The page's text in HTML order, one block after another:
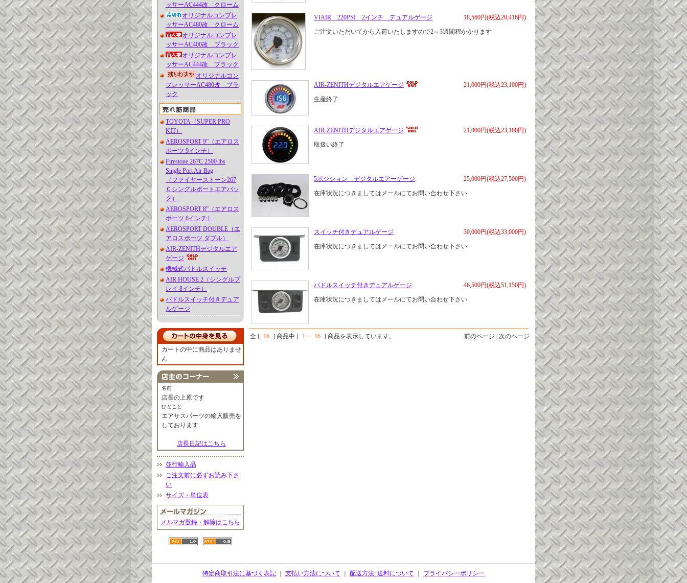
ッサーAC444改 クローム
オリジナルコンプレ
ッサーAC480改 クローム
オリジナルコンプレ
ッサーAC400改 ブラック
オリジナルコンプレ
ッサーAC444改 ブラック
オリジナルコン
プレッサーAC480改 ブラ
ック
TOYOTA（SUPER PRO
KIT）
AEROSPORT 9”（エアロス
ポーツ 9インチ）
Firestone 267C 2500 lbs
Single Port Air Bag
（ファイヤーストーン267
Ｃシングルポートエアバッ
グ）
AEROSPORT 8”（エアロス
ポーツ 8インチ）
AEROSPORT DOUBLE（エ
アロスポーツ ダブル）
AIR-ZENITHデジタルエア
ゲージ
機械式パドルスイッチ
AIR HOUSE 2（シングルプ
レイ 8インチ）
パドルスイッチ付きデュア
ルゲージ
カートの中に商品はありませ
ん
名前
店長の上原です
ひとこと
エアサスパーツの輸入販売を
しております
店長日記はこちら
並行輸入品
ご注文前に必ずお読み下さ
い
サイズ・単位表
メルマガ登録・解除はこちら
18,560円(税込20,416円)
VIAIR 220PSI 2インチ デュアルゲージ
ご注文いただいてから入荷いたしますので2～3週間程かかります
21,000円(税込23,100円)
AIR-ZENITHデジタルエアゲージ
生産終了
21,000円(税込23,100円)
AIR-ZENITHデジタルエアゲージ
取扱い終了
25,000円(税込27,500円)
5ポジション デジタルエアーゲージ
在庫状況につきましてはメールにてお問い合わせ下さい
30,000円(税込33,000円)
スイッチ付きデュアルゲージ
在庫状況につきましてはメールにてお問い合わせ下さい
46,500円(税込51,150円)
パドルスイッチ付きデュアルゲージ
在庫状況につきましてはメールにてお問い合わせ下さい
全 [ 16 ] 商品中 [ 1 - 16 ] 商品を表示しています。 前のページ | 次のページ
特定商取引法に基づく表記 支払い方法について 配送方法･送料について プライバシーポリシー